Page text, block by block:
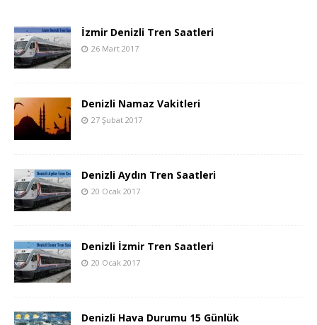
İzmir Denizli Tren Saatleri
26 Mart 2017
Denizli Namaz Vakitleri
27 Şubat 2017
Denizli Aydın Tren Saatleri
20 Ocak 2017
Denizli İzmir Tren Saatleri
20 Ocak 2017
Denizli Hava Durumu 15 Günlük